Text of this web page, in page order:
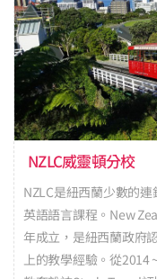
NZLC威靈頓分校
NZLC是紐西蘭少數的
英語語言課程。New
年成立，是紐西蘭政府
上的教學經驗。從2014